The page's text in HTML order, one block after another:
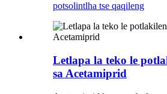
potsolintlha tse qaqileng
Letlapa la teko le
sa Acetamiprid